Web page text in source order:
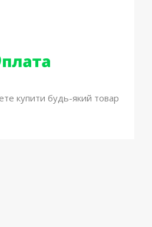
купити будь-який товар